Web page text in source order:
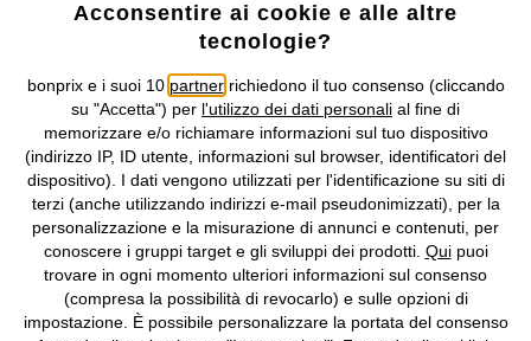
Condizioni di vendita Accessibilità
Informativa privacy e cookie
Informazioni legali Diritto di recesso
©2026 bonprix.Tutti i diritti riservati.
bonprix S.r.l. con socio unico, sede legale: via Adua 33 - 13855
Valdengo (BI) C.F. 01510910027 - P.I. 01939830020, Reg. Imprese di
Biella n. 01510910027, R.E.A. BI - 171345, N. Reg. Pile:
IT09060P00000858, N. Reg. AEE: IT08020000002105 Capitale
Sociale: euro 1.000.000 i.v, Società soggetta all'attività di direzione
e coordinamento di bonprix Beteiligungs -Verwaltungsgesellschaft
Acconsentire ai cookie e alle altre
tecnologie?
bonprix e i suoi 10 partnerrichiedono il tuo consenso (cliccando
su "Accetta") per l'utilizzo dei dati personali al fine di
memorizzare e/o richiamare informazioni sul tuo dispositivo
(indirizzo IP, ID utente, informazioni sul browser, identificatori del
dispositivo). I dati vengono utilizzati per l'identificazione su siti di
terzi (anche utilizzando indirizzi e-mail pseudonimizzati), per la
personalizzazione e la misurazione di annunci e contenuti, per
conoscere i gruppi target e gli sviluppi dei prodotti. Quipuoi
trovare in ogni momento ulteriori informazioni sul consenso
(compresa la possibilità di revocarlo) e sulle opzioni di
impostazione. È possibile personalizzare la portata del consenso